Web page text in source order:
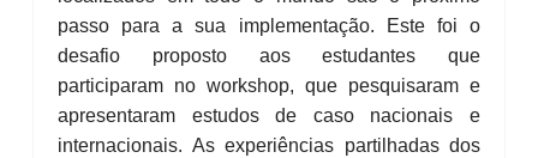
passo para a sua implementação. Este foi o
desafio proposto aos estudantes que
participaram no workshop, que pesquisaram e
apresentaram estudos de caso nacionais e
internacionais. As experiências partilhadas dos